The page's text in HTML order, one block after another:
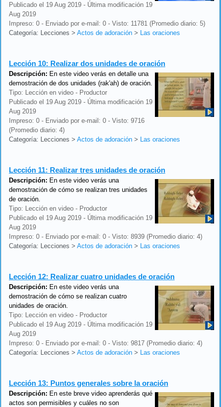
Publicado el 19 Aug 2019 - Última modificación 19
Aug 2019
Impreso: 0 - Enviado por e-mail: 0 - Visto: 11781 (Promedio diario: 5)
Categoría: Lecciones > Actos de adoración > Las oraciones
Lección 10: Realizar dos unidades de oración
Descripción: En este video verás en detalle una
demostración de dos unidades (rak'ah) de oración.
Tipo: Lección en video - Productor
Publicado el 19 Aug 2019 - Última modificación 19
Aug 2019
Impreso: 0 - Enviado por e-mail: 0 - Visto: 9716
(Promedio diario: 4)
Categoría: Lecciones > Actos de adoración > Las oraciones
Lección 11: Realizar tres unidades de oración
Descripción: En este video verás una
demostración de cómo se realizan tres unidades
de oración.
Tipo: Lección en video - Productor
Publicado el 19 Aug 2019 - Última modificación 19
Aug 2019
Impreso: 0 - Enviado por e-mail: 0 - Visto: 8939 (Promedio diario: 4)
Categoría: Lecciones > Actos de adoración > Las oraciones
Lección 12: Realizar cuatro unidades de oración
Descripción: En este video verás una
demostración de cómo se realizan cuatro
unidades de oración.
Tipo: Lección en video - Productor
Publicado el 19 Aug 2019 - Última modificación 19
Aug 2019
Impreso: 0 - Enviado por e-mail: 0 - Visto: 9817 (Promedio diario: 4)
Categoría: Lecciones > Actos de adoración > Las oraciones
Lección 13: Puntos generales sobre la oración
Descripción: En este breve video aprenderás qué
actos son permisibles y cuáles no son